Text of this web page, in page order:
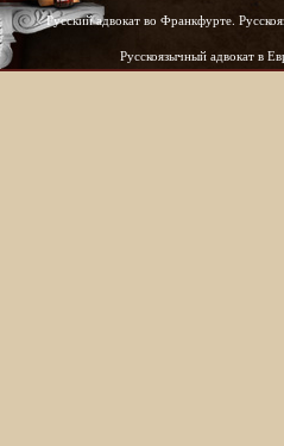
Русский адвокат во Франкфурте.
Русскоязычный адвокат в